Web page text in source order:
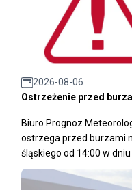
2026-08-06
Ostrzeżenie przed
Biuro Prognoz
ostrzega przed burzami
śląskiego od 14:00 w